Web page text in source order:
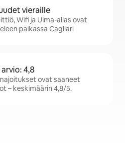
vieraille
Wifi ja Uima-allas ovat
paikassa Cagliari
4,8
ovat saaneet
– keskimäärin 4,8/5.